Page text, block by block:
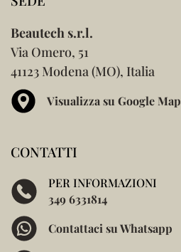
Beautech s.r.l.
Via Omero, 51
41123 Modena (MO), Italia
Visualizza su Google Map
CONTATTI
PER INFORMAZIONI
349 6331814
Contattaci su Whatsapp